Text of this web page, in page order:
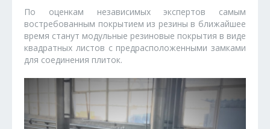
По оценкам независимых экспертов самым
востребованным покрытием из резины в ближайшее
время станут модульные резиновые покрытия в виде
квадратных листов с предрасположенными замками
для соединения плиток.